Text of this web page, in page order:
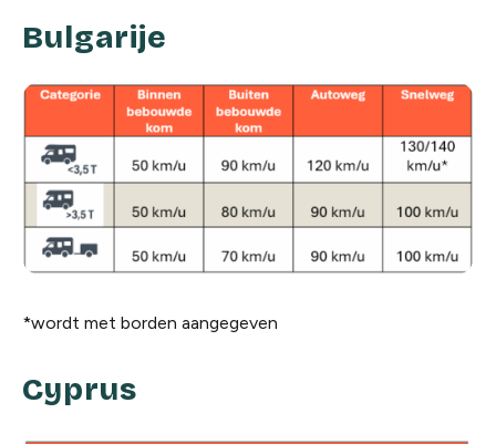
Bulgarije
*wordt met borden aangegeven
Cyprus